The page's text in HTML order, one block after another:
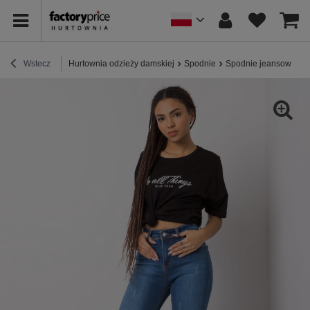
Wstecz Hurtownia odzieży damskiej Spodnie Spodnie jeansowe